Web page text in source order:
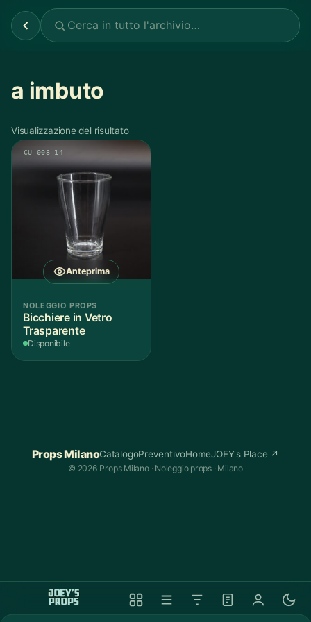
a imbuto
Visualizzazione del risultato
Anteprima
CU 008-14
NOLEGGIO PROPS
Bicchiere in Vetro
Trasparente
Disponibile
Props MilanoCatalogoPreventivoHomeJOEY's Place ↗
© 2026 Props Milano · Noleggio props · Milano